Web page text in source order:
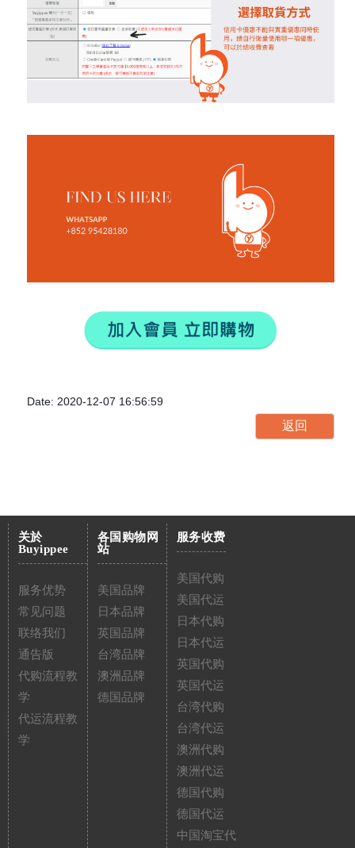
Date: 2020-12-07 16:56:59
关於
Buyippee
服务优势
常见问题
联络我们
通告版
代购流程教
学
代运流程教
学
各国购物网
站
美国品牌
日本品牌
英国品牌
台湾品牌
澳洲品牌
德国品牌
服务收费
美国代购
美国代运
日本代购
日本代运
英国代购
英国代运
台湾代购
台湾代运
澳洲代购
澳洲代运
德国代购
德国代运
中国淘宝代